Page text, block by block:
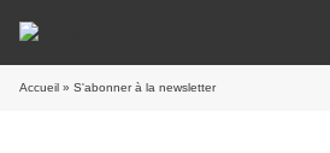
Accueil » S'abonner à la newsletter